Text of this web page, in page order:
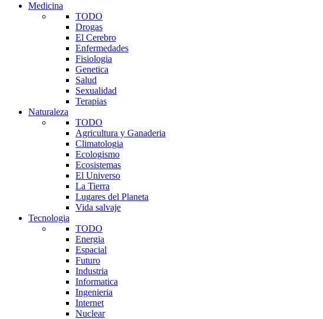
Medicina
TODO
Drogas
El Cerebro
Enfermedades
Fisiologia
Genetica
Salud
Sexualidad
Terapias
Naturaleza
TODO
Agricultura y Ganaderia
Climatologia
Ecologismo
Ecosistemas
El Universo
La Tierra
Lugares del Planeta
Vida salvaje
Tecnologia
TODO
Energia
Espacial
Futuro
Industria
Informatica
Ingenieria
Internet
Nuclear